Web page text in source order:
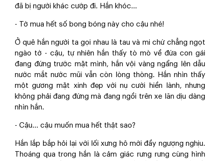
đã bị người khác cướp đi. Hắn khóc...
- Tớ mua hết số bong bóng này cho cậu nhé!
Ở quê hắn người ta gọi nhau là tau và mi chứ chẳng ngọt
ngào tớ - cậu, tự nhiên hắn thấy tò mò về đứa con gái
đang đứng trước mặt mình, hắn vội vàng ngẩng lên dẫu
nước mắt nước mũi vẫn còn lòng thòng. Hắn nhìn thấy
một gương mặt xinh đẹp với nụ cười hiền lành, nhưng
không phải đang đứng mà đang ngồi trên xe lăn dịu dàng
nhìn hắn.
- Cậu... cậu muốn mua hết thật sao?
Hắn lắp bắp hỏi lại với lối xưng hô mới đầy ngượng nghịu.
Thoáng qua trong hắn là cảm giác rưng rưng cùng hình